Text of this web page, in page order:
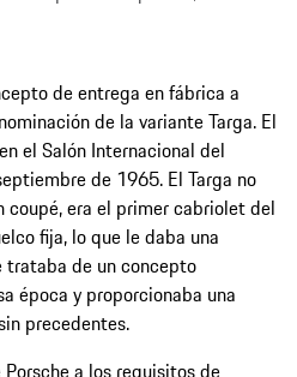
de entrega en fábrica a
de la variante Targa. El
el Salón Internacional del
de 1965. El Targa no
coupé, era el primer cabriolet del
fija, lo que le daba una
trataba de un concepto
época y proporcionaba una
precedentes.